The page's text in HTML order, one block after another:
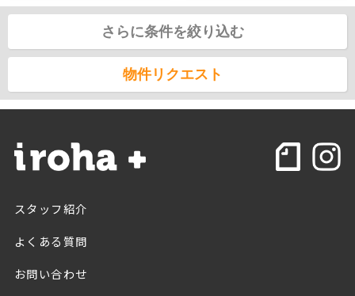
さらに条件を絞り込む
物件リクエスト
スタッフ紹介
よくある質問
お問い合わせ